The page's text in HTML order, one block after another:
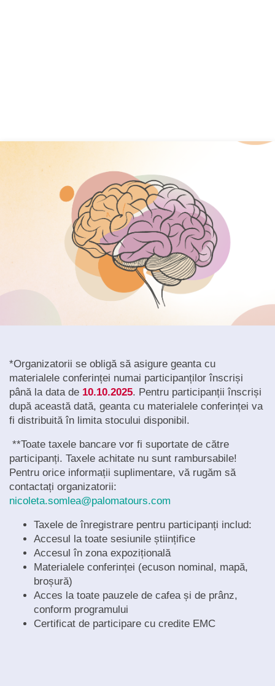
*Organizatorii se obligă să asigure geanta cu
materialele conferinței numai participanților înscriși
până la data de 10.10.2025. Pentru participanții înscriși
după această dată, geanta cu materialele conferinței va
fi distribuită în limita stocului disponibil.
**Toate taxele bancare vor fi suportate de către
participanți. Taxele achitate nu sunt rambursabile!
Pentru orice informații suplimentare, vă rugăm să
contactați organizatorii:
nicoleta.somlea@palomatours.com
Taxele de înregistrare pentru participanți includ:
Accesul la toate sesiunile științifice
Accesul în zona expozițională
Materialele conferinței (ecuson nominal, mapă,
broșură)
Acces la toate pauzele de cafea și de prânz,
conform programului
Certificat de participare cu credite EMC